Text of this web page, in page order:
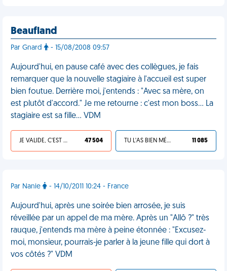
Beaufland
Par Gnard - 15/08/2008 09:57
Aujourd'hui, en pause café avec des collègues, je fais
remarquer que la nouvelle stagiaire à l'accueil est super
bien foutue. Derrière moi, j'entends : "Avec sa mère, on
est plutôt d'accord." Je me retourne : c'est mon boss... La
stagiaire est sa fille... VDM
JE VALIDE, C'EST UNE VDM 47 504 TU L'AS BIEN MÉRITÉ 11 085
Par Nanie - 14/10/2011 10:24 - France
Aujourd'hui, après une soirée bien arrosée, je suis
réveillée par un appel de ma mère. Après un "Allô ?" très
rauque, j'entends ma mère à peine étonnée : "Excusez-
moi, monsieur, pourrais-je parler à la jeune fille qui dort à
vos côtés ?" VDM